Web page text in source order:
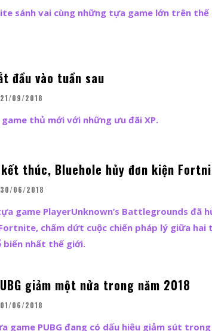
sánh vai cùng những tựa game lớn trên thế
đầu vào tuần sau
21/09/2018
game thủ mới với những ưu đãi XP.
thúc, Bluehole hủy đơn kiện
30/06/2018
game PlayerUnknown’s Battlegrounds đã
chấm dứt cuộc chiến pháp lý giữa hai
biến nhất thế giới.
giảm một nửa trong năm 2018
01/06/2018
game PUBG đang có dấu hiệu giảm sút